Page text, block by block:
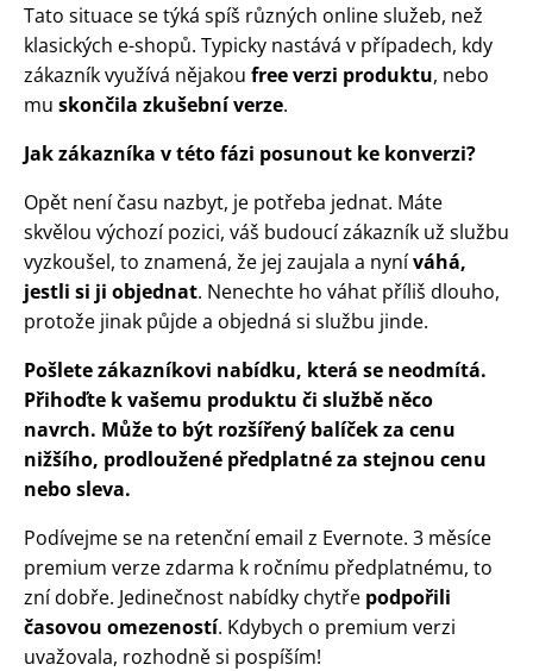
Tato situace se týká spíš různých online služeb, než
klasických e-shopů. Typicky nastává v případech, kdy
zákazník využívá nějakou free verzi produktu, nebo
mu skončila zkušební verze.
Jak zákazníka v této fázi posunout ke konverzi?
Opět není času nazbyt, je potřeba jednat. Máte
skvělou výchozí pozici, váš budoucí zákazník už službu
vyzkoušel, to znamená, že jej zaujala a nyníváhá,
jestli si ji objednat. Nenechte ho váhat příliš dlouho,
protože jinak půjde a objedná si službu jinde.
Pošlete zákazníkovi nabídku, která se neodmítá.
Přihoďte k vašemu produktu či službě něco
navrch. Může to být rozšířený balíček za cenu
nižšího, prodloužené předplatné za stejnou cenu
nebo sleva.
Podívejme se na retenční email z Evernote. 3 měsíce
premium verze zdarma k ročnímu předplatnému, to
zní dobře. Jedinečnost nabídky chytře podpořili
časovou omezeností. Kdybych o premium verzi
uvažovala, rozhodně si pospíším!